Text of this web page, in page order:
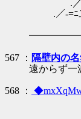
.／_/ ＿
.／-=ﾆ二
567 ： 隔壁内の
遠からず一
568 ：